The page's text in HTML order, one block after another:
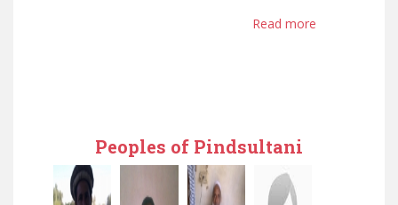
Read more
Peoples of Pindsultani